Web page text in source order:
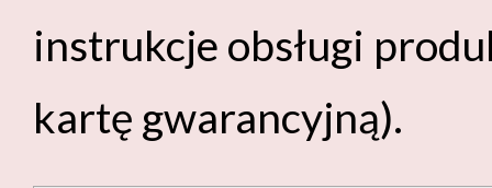
instrukcje obsługi
kartę gwarancyjną).